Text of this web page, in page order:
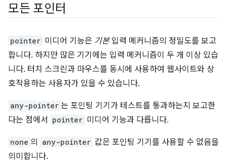
모든 포인터
pointer 미디어 기능은 기본입력 메커니즘의 정밀도를 보고
합니다. 하지만 많은 기기에는 입력 메커니즘이 두 개 이상 있습
니다. 터치 스크린과 마우스를 동시에 사용하여 웹사이트와 상
호작용하는 사용자가 있을 수 있습니다.
any-pointer 는 포인팅 기기가 테스트를 통과하는지 보고한
다는 점에서
pointer 미디어 기능과 다릅니다.
none 의 any-pointer 값은 포인팅 기기를 사용할 수 없음을
의미합니다.